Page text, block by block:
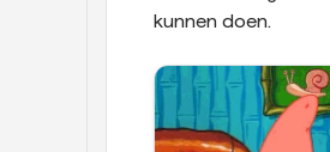
kunnen doen.